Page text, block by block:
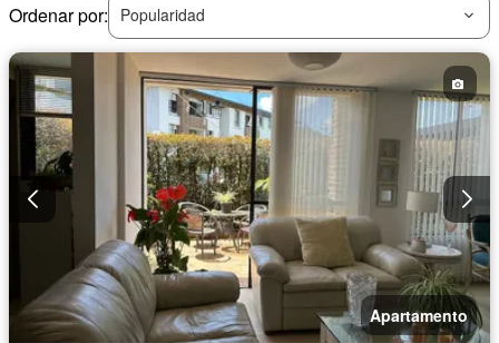
Ordenar por:
Popularidad
Apartamento